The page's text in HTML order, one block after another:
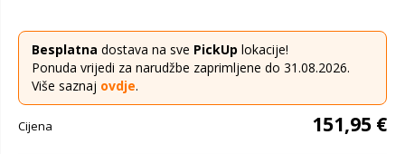
Besplatna dostava na sve PickUp lokacije!
Ponuda vrijedi za narudžbe zaprimljene do 31.08.2026.
Više saznaj ovdje.
Cijena 151,95 €